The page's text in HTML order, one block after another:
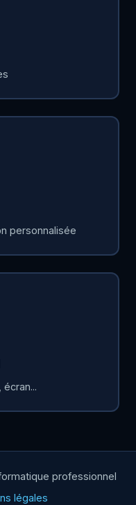
personnalisée
professionnel
légales